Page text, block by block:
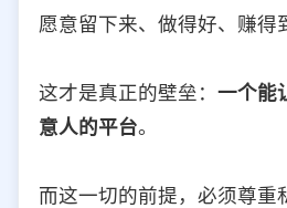
愿意留下来、做得好、赚得
这才是真正的壁垒： 一个能
意人的平台。
而这一切的前提，必须尊